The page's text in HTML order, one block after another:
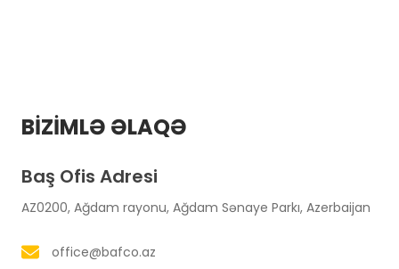
BİZİMLƏ ƏLAQƏ
Baş Ofis Adresi
AZ0200, Ağdam rayonu, Ağdam Sənaye Parkı, Azerbaijan
office@bafco.az